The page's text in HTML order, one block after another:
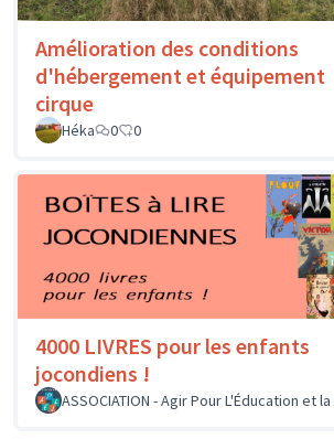
Amélioration des conditions
d'hébergement et équipement
cirque
Héka 0 0
4000 LIVRES pour les enfants
jocondiens !
ASSOCIATION - Agir Pour L'Éducation et